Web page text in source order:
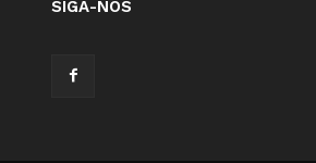
SIGA-NOS